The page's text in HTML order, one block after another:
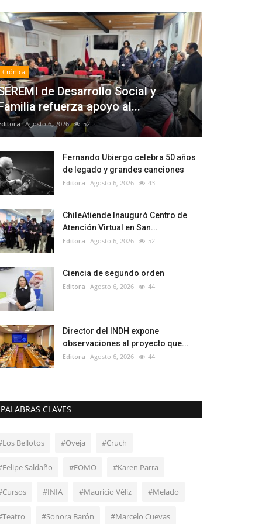
Crónica
de Desarrollo Social y
refuerza apoyo al...
Agosto 6, 2026 52
Fernando Ubiergo celebra 50 años
de legado y grandes canciones
Editora Agosto 6, 2026 43
ChileAtiende Inauguró Centro de
Atención Virtual en San...
Editora Agosto 6, 2026 52
Ciencia de segundo orden
Editora Agosto 6, 2026 44
Director del INDH expone
observaciones al proyecto que...
Editora Agosto 6, 2026 44
PALABRAS CLAVES
Bellotos #Oveja #Cruch
Saldaño #FOMO #Karen Parra
#INIA #Mauricio Véliz #Melado
#Sonora Barón #Marcelo Cuevas